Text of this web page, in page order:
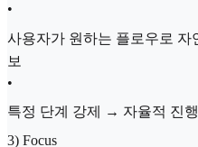
•
사용자가 원하는 플로우로
보
•
특정 단계 강제 → 자율적 진
3) Focus